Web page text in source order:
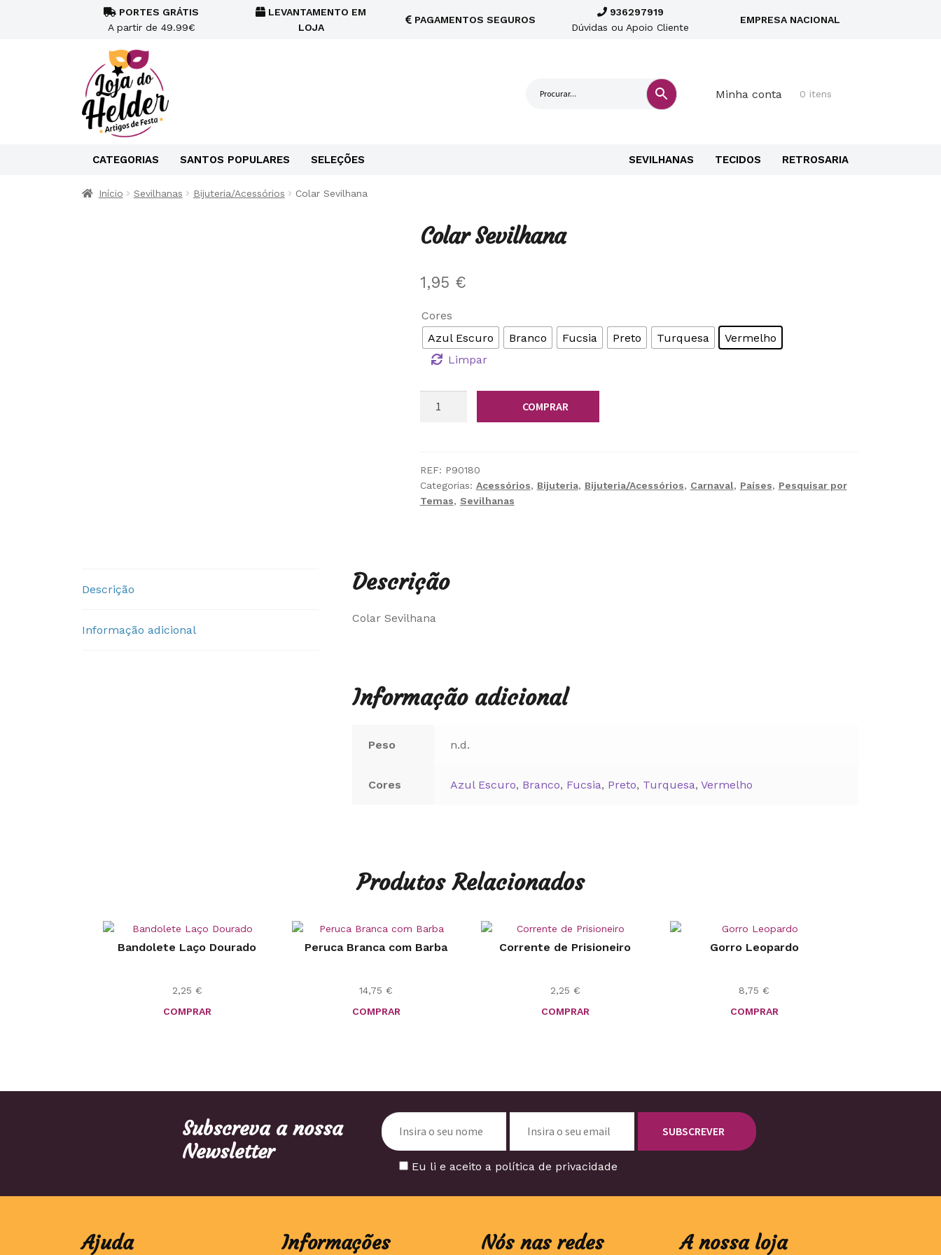
PORTES GRÁTIS
A partir de 49.99€
LEVANTAMENTO EM
LOJA
PAGAMENTOS SEGUROS
936297919
Dúvidas ou Apoio Cliente
EMPRESA NACIONAL
Minha conta 0 itens
CATEGORIAS SANTOS POPULARES SELEÇÕES SEVILHANAS TECIDOS RETROSARIA
Início Sevilhanas Bijuteria/Acessórios Colar Sevilhana
Colar Sevilhana
1,95 €
Cores
Azul Escuro
Branco Fucsia Preto Turquesa
Vermelho
Limpar
COMPRAR
REF: P90180
Categorias: Acessórios, Bijuteria, Bijuteria/Acessórios, Carnaval, Países, Pesquisar por
Temas, Sevilhanas
Descrição
Informação adicional
Descrição
Colar Sevilhana
Informação adicional
Peso n.d.
Cores Azul Escuro, Branco, Fucsia, Preto, Turquesa, Vermelho
Produtos Relacionados
Bandolete Laço Dourado
2,25 €
COMPRAR
Peruca Branca com Barba
14,75 €
COMPRAR
Corrente de Prisioneiro
2,25 €
COMPRAR
Gorro Leopardo
8,75 €
COMPRAR
Subscreva a nossa
Newsletter
Eu li e aceito a política de privacidade
Ajuda Informações Nós nas redes A nossa loja